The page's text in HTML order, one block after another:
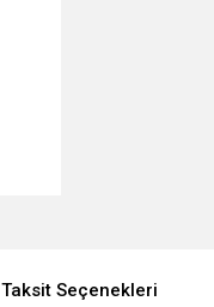
Taksit Seçenekleri